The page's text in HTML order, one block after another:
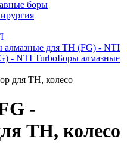
боры
алмазные для ТН (FG) - NTI
- NTI TurboБоры алмазные
для ТН, колесо
-
ТН, колесо